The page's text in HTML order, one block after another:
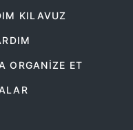
KILAVUZ
ORGANIZE ET